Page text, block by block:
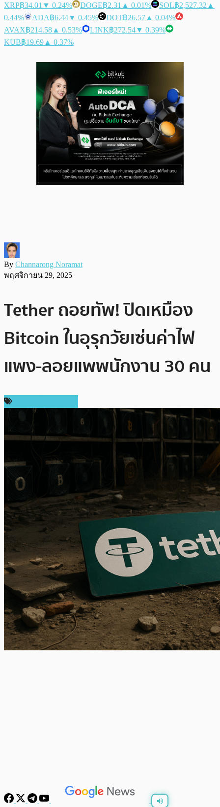
XRP฿34.01 ▼ 0.24% DOGE฿2.31 ▲ 0.01% SOL฿2,527.32 ▲
0.44%
ADA฿6.44▼ 0.45% DOT฿26.57 ▲ 0.04%
AVAX฿214.58 ▲ 0.53% LINK฿272.54▼ 0.39%
KUB฿19.69 ▲ 0.37%
By Channarong Noramat
พฤศจิกายน 29, 2025
Tether ถอยทัพ! ปิดเหมือง
Bitcoin ในอุรุกวัยเซ่นค่าไฟ
แพง-ลอยแพพนักงาน 30 คน